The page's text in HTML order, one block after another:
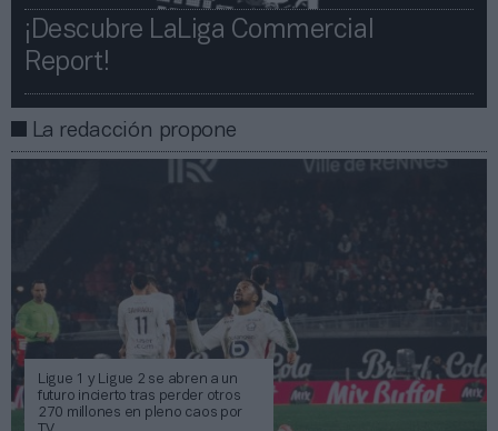
¡Descubre LaLiga Commercial
Report!​​
La redacción propone
Ligue 1 y Ligue 2 se abren a un
futuro incierto tras perder otros
270 millones en pleno caos por